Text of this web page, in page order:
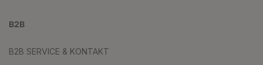
B2B
B2B SERVICE & KONTAKT